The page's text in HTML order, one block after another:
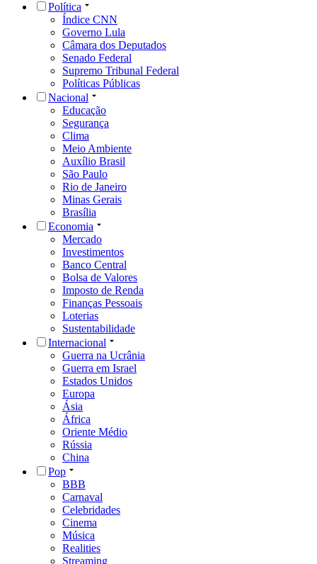
Política
Índice CNN
Governo Lula
Câmara dos Deputados
Senado Federal
Supremo Tribunal Federal
Políticas Públicas
Nacional
Educação
Segurança
Clima
Meio Ambiente
Auxílio Brasil
São Paulo
Rio de Janeiro
Minas Gerais
Brasília
Economia
Mercado
Investimentos
Banco Central
Bolsa de Valores
Imposto de Renda
Finanças Pessoais
Loterias
Sustentabilidade
Internacional
Guerra na Ucrânia
Guerra em Israel
Estados Unidos
Europa
Ásia
África
Oriente Médio
Rússia
China
Pop
BBB
Carnaval
Celebridades
Cinema
Música
Realities
Streaming